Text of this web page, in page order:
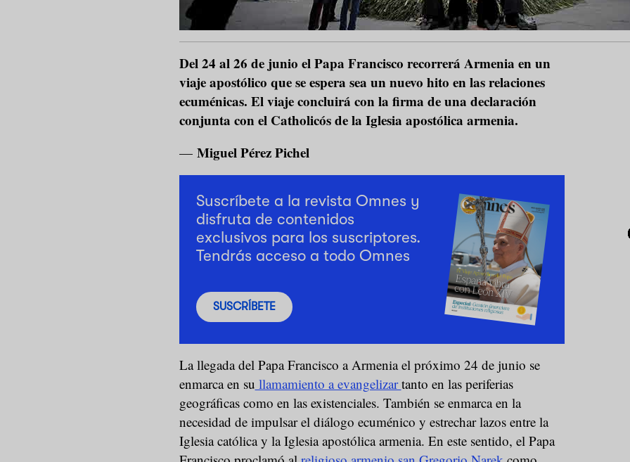
Del 24 al 26 de junio el Papa Francisco recorrerá Armenia en un
viaje apostólico que se espera sea un nuevo hito en las relaciones
ecuménicas. El viaje concluirá con la firma de una declaración
conjunta con el Catholicós de la Iglesia apostólica armenia.
— Miguel Pérez Pichel
Suscríbete a la revista Omnes y
disfruta de contenidos
exclusivos para los suscriptores.
Tendrás acceso a todo Omnes
SUSCRÍBETE
La llegada del Papa Francisco a Armenia el próximo 24 de junio se
enmarca en su llamamiento a evangelizartanto en las periferias
geográficas como en las existenciales. También se enmarca en la
necesidad de impulsar el diálogo ecuménico y estrechar lazos entre la
Iglesia católica y la Iglesia apostólica armenia. En este sentido, el Papa